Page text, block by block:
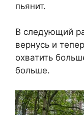
пьянит.
В следующий
вернусь и
охватить
больше.